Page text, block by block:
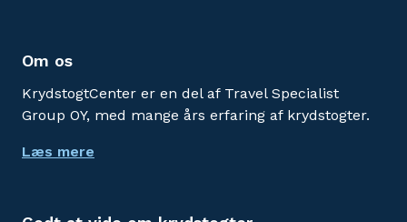
Om os
KrydstogtCenter er en del af Travel Specialist
Group OY, med mange års erfaring af krydstogter.
Læs mere